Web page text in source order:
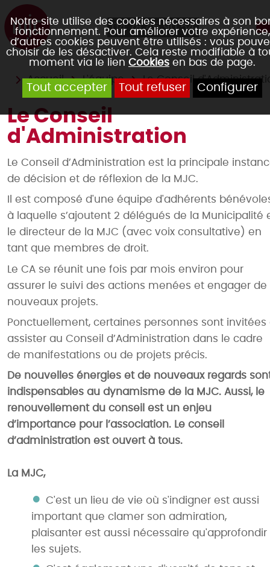
Notre site utilise des cookies nécessaires à son
fonctionnement. Pour améliorer votre expérience,
d’autres cookies peuvent être utilisés : vous
choisir de les désactiver. Cela reste modifiable à
moment via le lien Cookies en bas de page.
Tout accepter Tout refuser Configurer
04 78 45 90 54
Accueil L'équipe Le Conseil
Le Conseil
d'Administration
Le Conseil d’Administration est la principale
de décision et de réflexion de la MJC.
Il est composé d'une équipe d'adhérents
à laquelle s’ajoutent 2 délégués de la Municipalité
le directeur de la MJC (avec voix consultative) en
tant que membres de droit.
Le CA se réunit une fois par mois environ pour
assurer le suivi des actions menées et engager de
nouveaux projets.
Ponctuellement, certaines personnes sont invitées
assister au Conseil d’Administration dans le cadre
de manifestations ou de projets précis.
De nouvelles énergies et de nouveaux regards
indispensables au dynamisme de la MJC. Aussi, le
renouvellement du conseil est un enjeu
d’importance pour l’association. Le conseil
d’administration est ouvert à tous.
La MJC,
C'est un lieu de vie où s'indigner est aussi
important que clamer son admiration,
plaisanter est aussi nécessaire qu'approfondir
les sujets.